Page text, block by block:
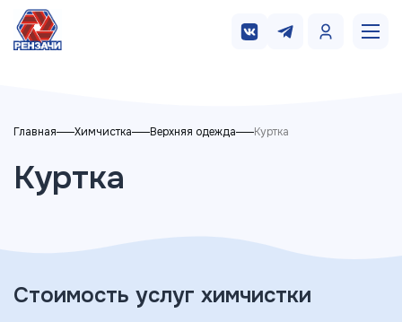
Главная Химчистка Верхняя одежда Куртка
Куртка
Стоимость услуг химчистки